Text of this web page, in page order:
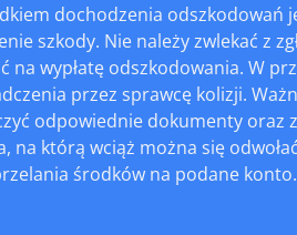
dochodzenia odszkodowań
szkody. Nie należy zwlekać z
na wypłatę odszkodowania. W
przez sprawcę kolizji.
odpowiednie dokumenty
na którą wciąż można się
środków na podane konto.